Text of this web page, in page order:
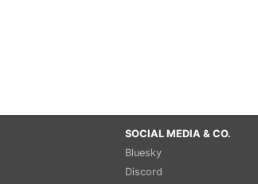
SOCIAL MEDIA & CO.
Bluesky
Discord